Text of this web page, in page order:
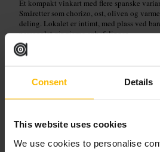
Consent Details
This website uses cookies
We use cookies to personalise
Et kompakt vinkart med flere spanske
Småretter som chorizo, ost, oliven og
deling. Lokalet er intimt, med plass ved
personalet gir gjerne anbefalinger.